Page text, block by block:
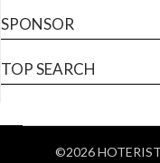
SPONSOR
TOP SEARCH
©2026